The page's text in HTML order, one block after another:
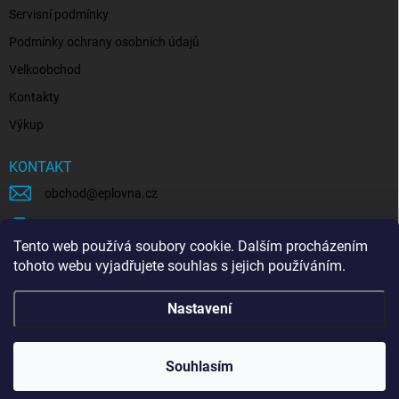
Tento web používá soubory cookie. Dalším procházením
tohoto webu vyjadřujete souhlas s jejich používáním.
Nastavení
Souhlasím
Servisní podmínky
Podmínky ochrany osobních údajů
Velkoobchod
Kontakty
Výkup
KONTAKT
obchod @eplovna.cz
eplovna.cz